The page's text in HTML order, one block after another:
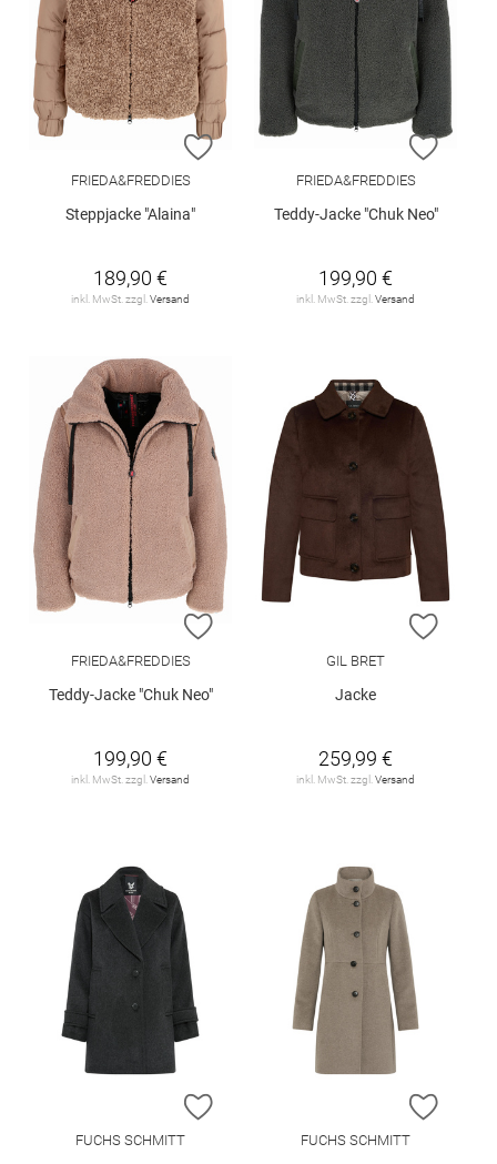
ZUR WUNSCHLISTE HINZUFÜGEN
FRIEDA&FREDDIES
Steppjacke "Alaina"
189,90 €
inkl. MwSt. zzgl. Versand
ZUR
FRIEDA&FREDDIES
Teddy-Jacke "Chuk Neo"
199,90 €
inkl. MwSt. zzgl. Versand
ZUR WUNSCHLISTE HINZUFÜGEN
FRIEDA&FREDDIES
Teddy-Jacke "Chuk Neo"
199,90 €
inkl. MwSt. zzgl. Versand
ZUR
GIL BRET
Jacke
259,99 €
inkl. MwSt. zzgl. Versand
ZUR WUNSCHLISTE HINZUFÜGEN
FUCHS SCHMITT
ZUR
FUCHS SCHMITT